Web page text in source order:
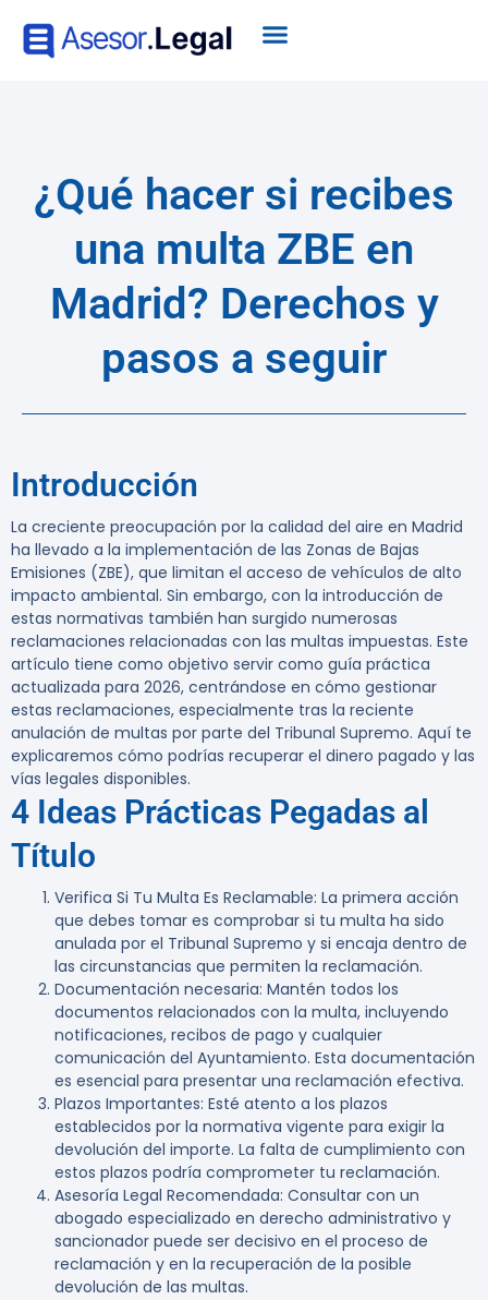
¿Qué hacer si recibes
una multa ZBE en
Madrid? Derechos y
pasos a seguir
Introducción
La creciente preocupación por la calidad del aire en Madrid
ha llevado a la implementación de las Zonas de Bajas
Emisiones (ZBE), que limitan el acceso de vehículos de alto
impacto ambiental. Sin embargo, con la introducción de
estas normativas también han surgido numerosas
reclamaciones relacionadas con las multas impuestas. Este
artículo tiene como objetivo servir como guía práctica
actualizada para 2026, centrándose en cómo gestionar
estas reclamaciones, especialmente tras la reciente
anulación de multas por parte del Tribunal Supremo. Aquí te
explicaremos cómo podrías recuperar el dinero pagado y las
vías legales disponibles.
4 Ideas Prácticas Pegadas al
Título
Verifica Si Tu Multa Es Reclamable: La primera acción
que debes tomar es comprobar si tu multa ha sido
anulada por el Tribunal Supremo y si encaja dentro de
las circunstancias que permiten la reclamación.
Documentación necesaria: Mantén todos los
documentos relacionados con la multa, incluyendo
notificaciones, recibos de pago y cualquier
comunicación del Ayuntamiento. Esta documentación
es esencial para presentar una reclamación efectiva.
Plazos Importantes: Esté atento a los plazos
establecidos por la normativa vigente para exigir la
devolución del importe. La falta de cumplimiento con
estos plazos podría comprometer tu reclamación.
Asesoría Legal Recomendada: Consultar con un
abogado especializado en derecho administrativo y
sancionador puede ser decisivo en el proceso de
reclamación y en la recuperación de la posible
devolución de las multas.